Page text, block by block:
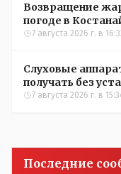
Возвращение
погоде в
7 августа 2026 г. в
Слуховые
получать без
7 августа 2026 г. в
Последние